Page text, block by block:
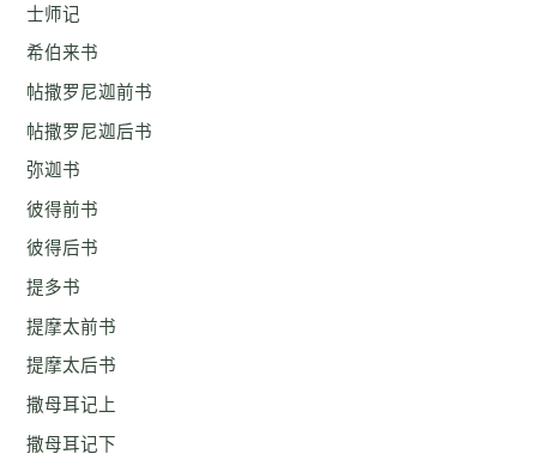
士师记
希伯来书
帖撒罗尼迦前书
帖撒罗尼迦后书
弥迦书
彼得前书
彼得后书
提多书
提摩太前书
提摩太后书
撒母耳记上
撒母耳记下